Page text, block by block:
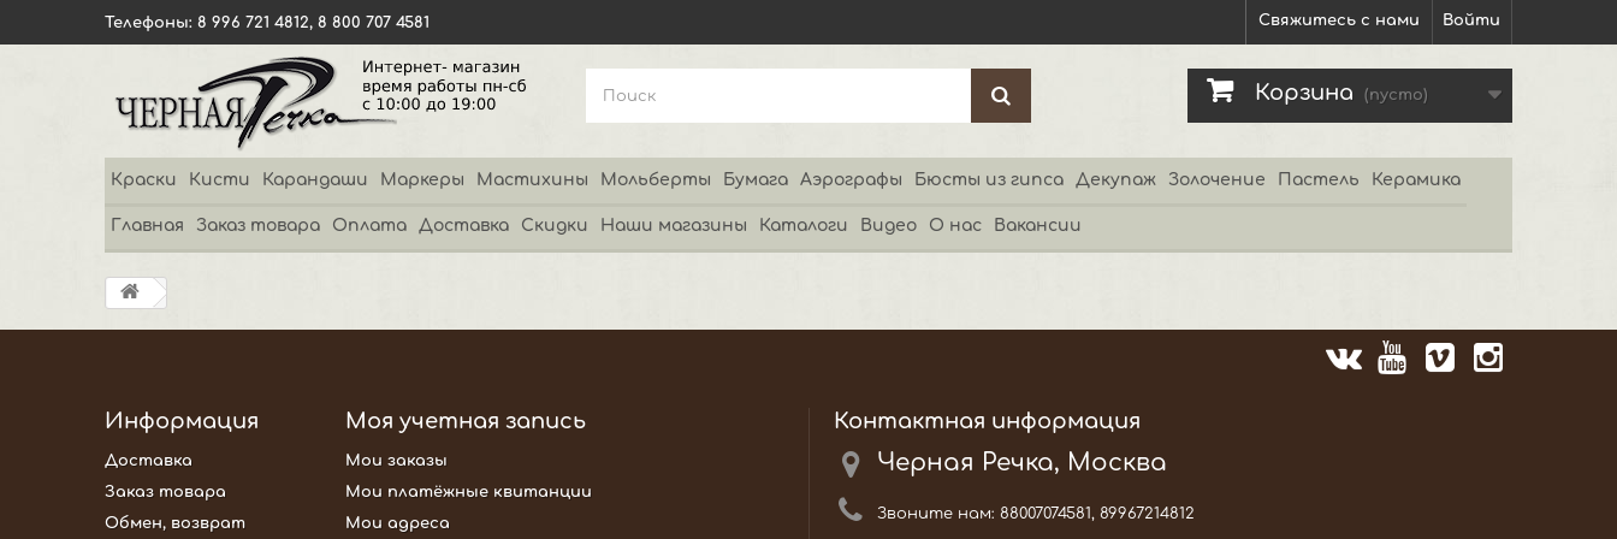
Войти
Свяжитесь с нами
Телефоны: 8 996 721 4812, 8 800 707 4581
Корзина (пусто)
Краски Кисти Карандаши Маркеры Мастихины Мольберты Бумага Аэрографы Бюсты из гипса Декупаж Золочение Пастель Керамика
Главная Заказ товара Оплата Доставка Скидки Наши магазины Каталоги Видео О нас Вакансии
Информация
Доставка
Заказ товара
Обмен, возврат
Моя учетная запись
Мои заказы
Мои платёжные квитанции
Мои адреса
Контактная информация
Черная Речка, Москва
Звоните нам: 88007074581, 89967214812